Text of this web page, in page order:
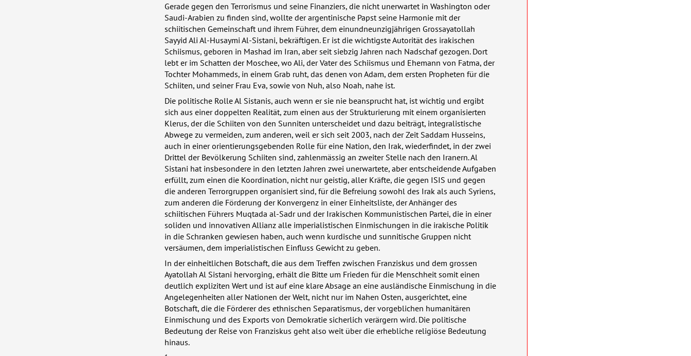
Gerade gegen den Terrorismus und seine Finanziers, die nicht unerwartet in Washington oder
Saudi-Arabien zu finden sind, wollte der argentinische Papst seine Harmonie mit der
schiitischen Gemeinschaft und ihrem Führer, dem einundneunzigjährigen Grossayatollah
Sayyid Ali Al-Husaymi Al-Sistani, bekräftigen. Er ist die wichtigste Autorität des irakischen
Schiismus, geboren in Mashad im Iran, aber seit siebzig Jahren nach Nadschaf gezogen. Dort
lebt er im Schatten der Moschee, wo Ali, der Vater des Schiismus und Ehemann von Fatma, der
Tochter Mohammeds, in einem Grab ruht, das denen von Adam, dem ersten Propheten für die
Schiiten, und seiner Frau Eva, sowie von Nuh, also Noah, nahe ist.
Die politische Rolle Al Sistanis, auch wenn er sie nie beansprucht hat, ist wichtig und ergibt
sich aus einer doppelten Realität, zum einen aus der Strukturierung mit einem organisierten
Klerus, der die Schiiten von den Sunniten unterscheidet und dazu beiträgt, integralistische
Abwege zu vermeiden, zum anderen, weil er sich seit 2003, nach der Zeit Saddam Husseins,
auch in einer orientierungsgebenden Rolle für eine Nation, den Irak, wiederfindet, in der zwei
Drittel der Bevölkerung Schiiten sind, zahlenmässig an zweiter Stelle nach den Iranern. Al
Sistani hat insbesondere in den letzten Jahren zwei unerwartete, aber entscheidende Aufgaben
erfüllt, zum einen die Koordination, nicht nur geistig, aller Kräfte, die gegen ISIS und gegen
die anderen Terrorgruppen organisiert sind, für die Befreiung sowohl des Irak als auch Syriens,
zum anderen die Förderung der Konvergenz in einer Einheitsliste, der Anhänger des
schiitischen Führers Muqtada al-Sadr und der Irakischen Kommunistischen Partei, die in einer
soliden und innovativen Allianz alle imperialistischen Einmischungen in die irakische Politik
in die Schranken gewiesen haben, auch wenn kurdische und sunnitische Gruppen nicht
versäumen, dem imperialistischen Einfluss Gewicht zu geben.
In der einheitlichen Botschaft, die aus dem Treffen zwischen Franziskus und dem grossen
Ayatollah Al Sistani hervorging, erhält die Bitte um Frieden für die Menschheit somit einen
deutlich expliziten Wert und ist auf eine klare Absage an eine ausländische Einmischung in die
Angelegenheiten aller Nationen der Welt, nicht nur im Nahen Osten, ausgerichtet, eine
Botschaft, die die Förderer des ethnischen Separatismus, der vorgeblichen humanitären
Einmischung und des Exports von Demokratie sicherlich verärgern wird. Die politische
Bedeutung der Reise von Franziskus geht also weit über die erhebliche religiöse Bedeutung
hinaus.